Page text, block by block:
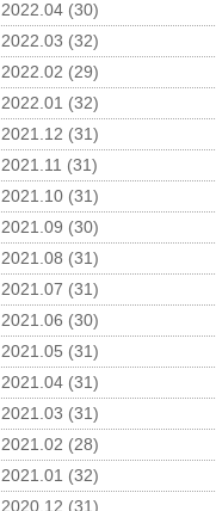
2022.04 (30)
2022.03 (32)
2022.02 (29)
2022.01 (32)
2021.12 (31)
2021.11 (31)
2021.10 (31)
2021.09 (30)
2021.08 (31)
2021.07 (31)
2021.06 (30)
2021.05 (31)
2021.04 (31)
2021.03 (31)
2021.02 (28)
2021.01 (32)
2020.12 (31)